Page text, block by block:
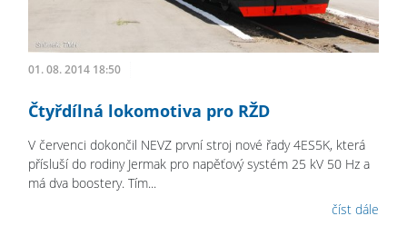
01. 08. 2014 18:50
Čtyřdílná lokomotiva pro RŽD
V červenci dokončil NEVZ první stroj nové řady 4ES5K, která
přísluší do rodiny Jermak pro napěťový systém 25 kV 50 Hz a
má dva boostery. Tím...
číst dále